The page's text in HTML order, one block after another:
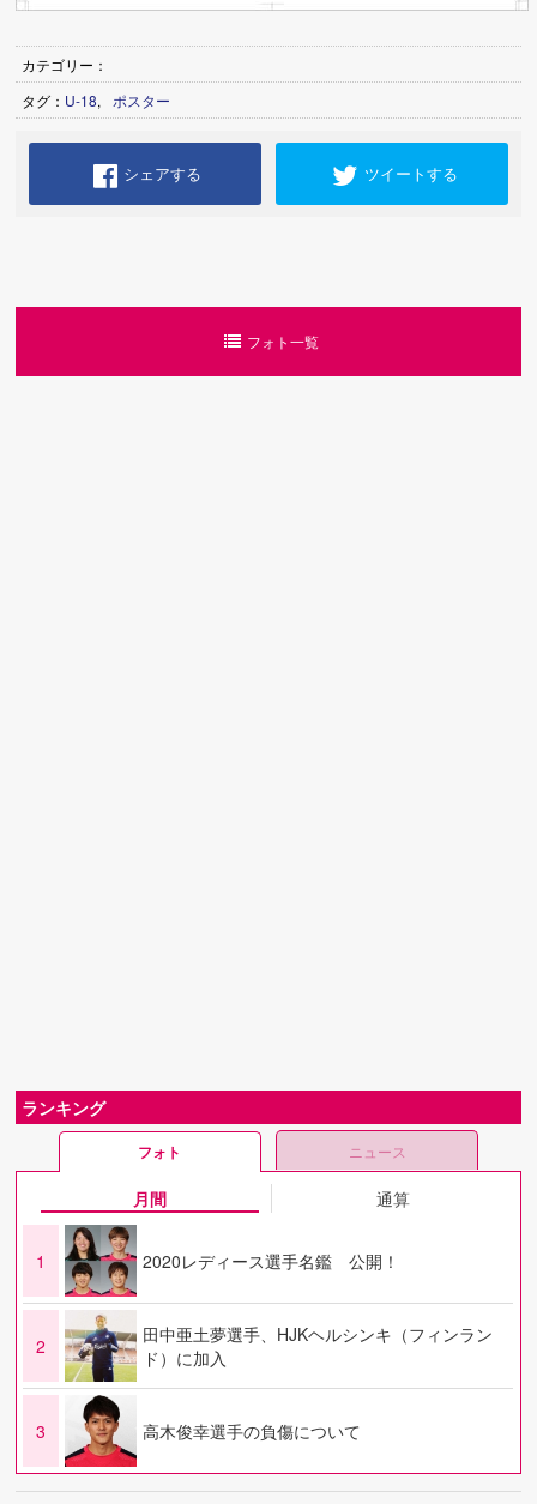
カテゴリー：
タグ： U-18, ポスター
シェアする ツイートする
フォト一覧
ランキング
フォト ニュース
月間 通算
1 2020レディース選手名鑑 公開！
2
田中亜土夢選手、HJKヘルシンキ（フィンラン
ド）に加入
3 高木俊幸選手の負傷について